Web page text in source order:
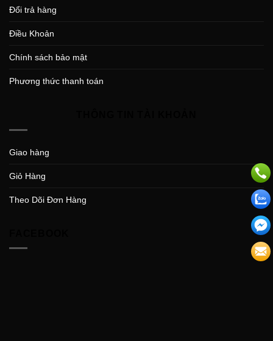
Đổi trả hàng
Điều Khoản
Chính sách bảo mật
Phương thức thanh toán
Giao hàng
Giỏ Hàng
Theo Dõi Đơn Hàng